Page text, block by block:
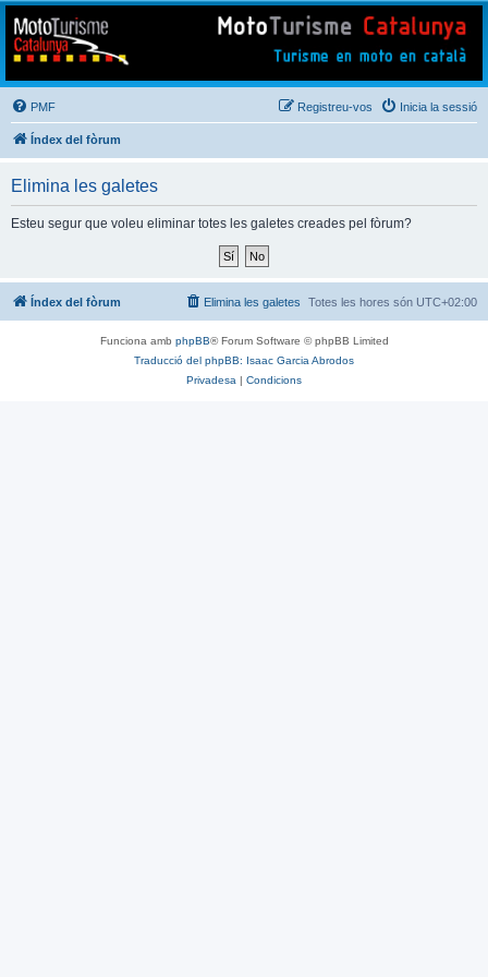
Mototurisme
Turisme en moto en català
PMF Inicia la sessió
Registreu-vos
Índex del fòrum
Elimina les galetes
Esteu segur que voleu eliminar totes les galetes creades pel fòrum?
Índex del fòrum Totes les hores són UTC+02:00
Elimina les galetes
Funciona amb phpBB® Forum Software © phpBB Limited
Traducció del phpBB: Isaac Garcia Abrodos
Privadesa | Condicions